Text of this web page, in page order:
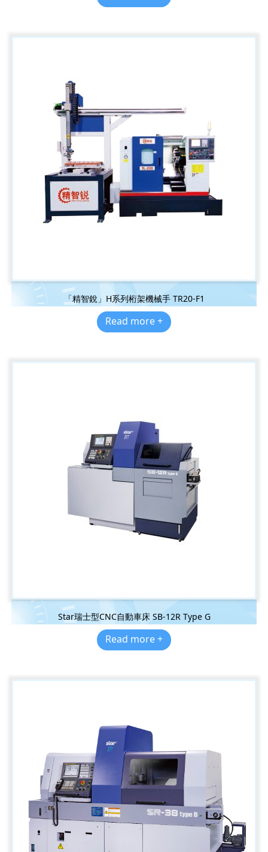
「精智銳」H系列桁架機械手 TR20-F1
Read more +
Star瑞士型CNC自動車床 SB-12R Type G
Read more +